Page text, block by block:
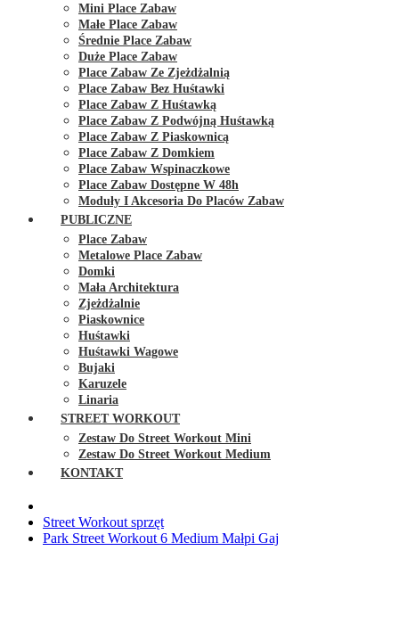
Mini Place Zabaw
Małe Place Zabaw
Średnie Place Zabaw
Duże Place Zabaw
Place Zabaw Ze Zjeżdżalnią
Place Zabaw Bez Huśtawki
Place Zabaw Z Huśtawką
Place Zabaw Z Podwójną Huśtawką
Place Zabaw Z Piaskownicą
Place Zabaw Z Domkiem
Place Zabaw Wspinaczkowe
Place Zabaw Dostępne W 48h
Moduły I Akcesoria Do Placów Zabaw
PUBLICZNE
Place Zabaw
Metalowe Place Zabaw
Domki
Mała Architektura
Zjeżdżalnie
Piaskownice
Huśtawki
Huśtawki Wagowe
Bujaki
Karuzele
Linaria
STREET WORKOUT
Zestaw Do Street Workout Mini
Zestaw Do Street Workout Medium
KONTAKT
Street Workout sprzęt
Park Street Workout 6 Medium Małpi Gaj